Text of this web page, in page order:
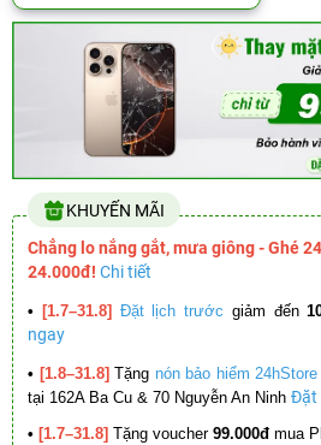
KHUYẾN MÃI
Chẳng lo nắng gắt, mưa giông - Ghé
24.000đ! Chi tiết
• [1.7–31.8] Đặt lịch trước giảm đến
ngay
• [1.8–31.8] Tặng nón bảo hiểm 24hStore
tại 162A Ba Cu & 70 Nguyễn An Ninh Đặt
• [1.7–31.8] Tặng voucher 99.000đ mua